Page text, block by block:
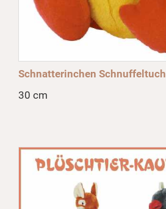
Schnatterinchen Schnuffeltuch
30 cm